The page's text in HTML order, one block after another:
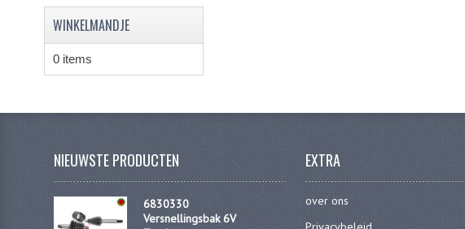
WINKELMANDJE
0 items
NIEUWSTE PRODUCTEN
6830330
Versnellingsbak 6V
EXTRA
over ons